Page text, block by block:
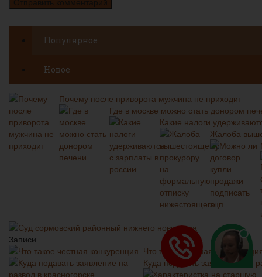
Популярное
Новое
Почему после приворота мужчина не приходит
Где в москве можно стать донором
Какие налоги
Жалоба
Суд сормовский районный нижнего новгорода
Записи
Что такое честная
Куда подавать заявление на